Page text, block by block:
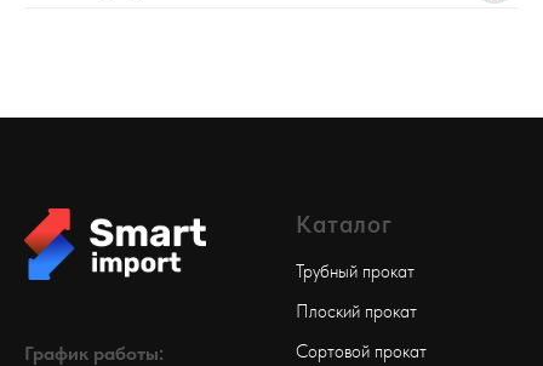
График работы:
Каталог
Трубный прокат
Плоский прокат
Сортовой прокат